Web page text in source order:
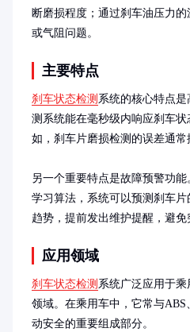
断磨损程度；通过刹车油压力
或气阻问题。
主要特点
刹车状态检测 系统的核心特点
测系统能在毫秒级内响应刹车状
如，刹车片磨损检测的误差通常
另一个重要特点是故障预警功
学习算法，系统可以预测刹车
趋势，提前发出维护提醒，避免
应用领域
刹车状态检测 系统广泛应用于
领域。在乘用车中，它常与ABS
动安全的重要组成部分。